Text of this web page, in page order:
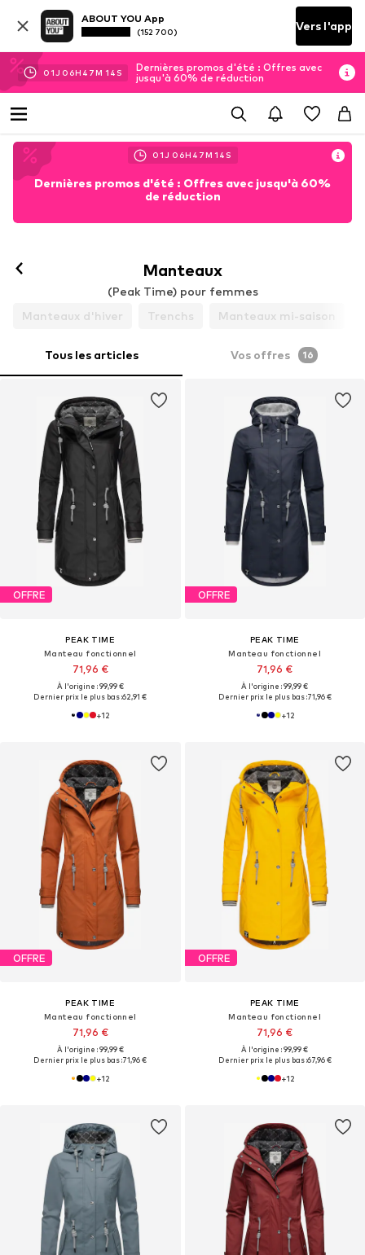
ABOUT YOU App
(152 700) Vers l'app
01J 06H 47M 12 S
Dernières promos d'été : Offres avec
jusqu'à 60% de réduction
01J 06H 47M 12 S
Dernières promos d'été : Offres avec jusqu'à 60%
de réduction
Manteaux
(Peak Time) pour femmes
Manteaux d'hiver
Trenchs Manteaux mi-saison
Tous les articles Vos offres 16
OFFRE
PEAK TIME
Manteau fonctionnel
71,96 €
À l'origine : 99,99 €
Dernier prix le plus bas :62,91 €
+12
OFFRE
PEAK TIME
Manteau fonctionnel
71,96 €
À l'origine : 99,99 €
Dernier prix le plus bas :71,96 €
+12
OFFRE
PEAK TIME
Manteau fonctionnel
71,96 €
À l'origine : 99,99 €
Dernier prix le plus bas :71,96 €
+12
OFFRE
PEAK TIME
Manteau fonctionnel
71,96 €
À l'origine : 99,99 €
Dernier prix le plus bas :67,96 €
+12